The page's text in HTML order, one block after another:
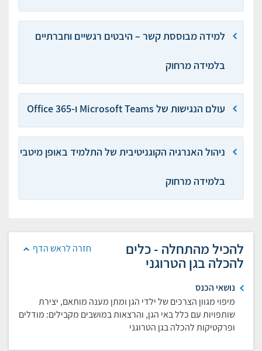
למידה מבוססת קשר – היבטים רגשיים וחברתיים
בלמידה מרחוק
עולם הנגישות של Microsoft Teams ו-Office 365
ניהול האנרגיה הקוגניטיבית של התלמיד באופן מיטבי
בלמידה מרחוק
חזרה לראש הדף להכיל מהתחלה - כלים
להכלה בגן הטרוגני
נושאי הכנס
מיפוי מגוון הצרכים של ילדי הגן ומתן מענה מותאם, יצירת
שותפויות עם כלל באי הגן, והרצאות במושבים מקבילים: מודלים
ופרקטיקות להכלה בגן הטרוגני